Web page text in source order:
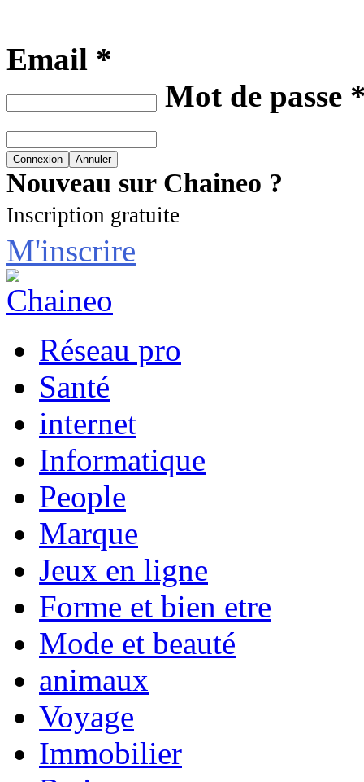
Email *
Mot de passe
Nouveau sur Chaineo ?
Inscription gratuite
M'inscrire
Réseau pro
Santé
internet
Informatique
People
Marque
Jeux en ligne
Forme et bien etre
Mode et beauté
animaux
Voyage
Immobilier